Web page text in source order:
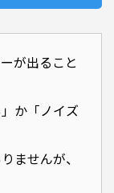
が出ること
か「ノイズ
ませんが、